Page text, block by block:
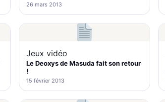
26 mars 2013
Jeux vidéo
Le Deoxys de Masuda fait son retour
!
15 février 2013